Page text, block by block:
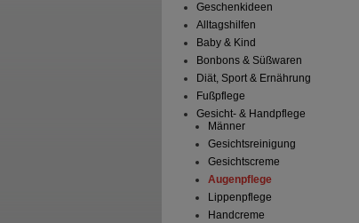
Geschenkideen
Alltagshilfen
Baby & Kind
Bonbons & Süßwaren
Diät, Sport & Ernährung
Fußpflege
Gesicht- & Handpflege
Männer
Gesichtsreinigung
Gesichtscreme
Augenpflege
Lippenpflege
Handcreme